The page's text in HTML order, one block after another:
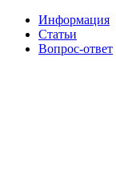
Информация
Статьи
Вопрос-ответ